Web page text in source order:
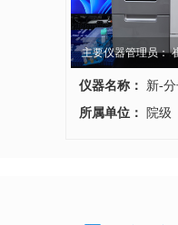
主要仪器管理员：
仪器名称：
新-
所属单位：
院级